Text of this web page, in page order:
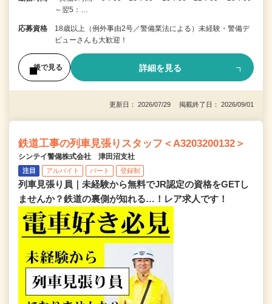
～翌5：…
応募資格
18歳以上（例外事由2号／警備業法による）未経験・警備デ
ビューさんも大歓迎！
後で見る 詳細を見る
更新日： 2026/07/29 掲載終了日： 2026/09/01
鉄道工事の列車見張りスタッフ＜A3203200132＞
シンテイ警備株式会社 津田沼支社
注目 アルバイト パート 登録制
列車見張り員｜未経験から無料でJR認定の資格をGETし
ませんか？鉄道の裏側が知れる…！レア求人です！